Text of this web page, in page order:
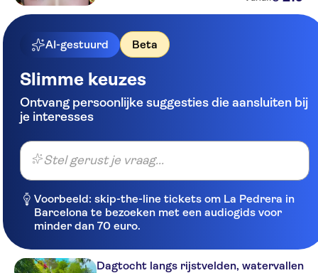
AI-gestuurd Beta
Slimme keuzes
Ontvang persoonlijke suggesties die aansluiten bij
je interesses
Stel gerust je vraag...
Voorbeeld: skip-the-line tickets om La Pedrera in
Barcelona te bezoeken met een audiogids voor
minder dan 70 euro.
Dagtocht langs rijstvelden, watervallen